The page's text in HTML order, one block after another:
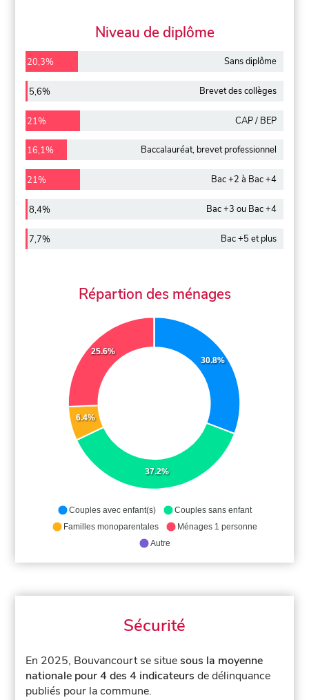
Niveau de diplôme
20,3% Sans diplôme
5,6% Brevet des collèges
21% CAP / BEP
16,1% Baccalauréat, brevet professionnel
21% Bac +2 à Bac +4
8,4% Bac +3 ou Bac +4
7,7% Bac +5 et plus
Répartion des ménages
30.8%
37.2%
6.4%
25.6%
Couples avec enfant(s)
Couples sans enfant
Familles monoparentales
Ménages 1 personne
Autre
Sécurité
En 2025, Bouvancourt se situesous la moyenne
nationale pour 4 des 4 indicateurs de délinquance
publiés pour la commune.